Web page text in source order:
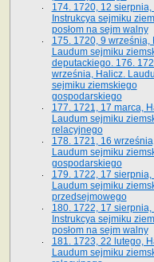
174. 1720, 12 sierpnia,
Instrukcya sejmiku
posłom na sejm walny
175. 1720, 9 września,
Laudum sejmiku
deputackiego. 176.
września, Halicz.
sejmiku ziemskiego
gospodarskiego
177. 1721, 17 marca,
Laudum sejmiku
relacyjnego
178. 1721, 16
Laudum sejmiku
gospodarskiego
179. 1722, 17 sierpnia,
Laudum sejmiku
przedsejmowego
180. 1722, 17 sierpnia,
Instrukcya sejmiku
posłom na sejm walny
181. 1723, 22 lutego,
Laudum sejmiku